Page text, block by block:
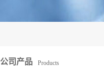
公司产品 Products